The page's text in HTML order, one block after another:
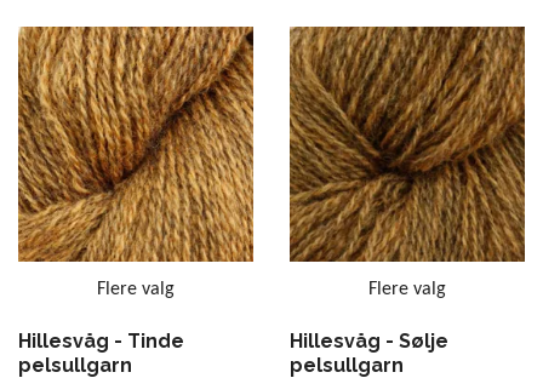
Flere valg
Hillesvåg - Tinde
pelsullgarn
Flere valg
Hillesvåg - Sølje
pelsullgarn